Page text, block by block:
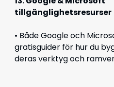
tillgänglighetsresurser
• Både Google och
gratisguider för hur du
deras verktyg och